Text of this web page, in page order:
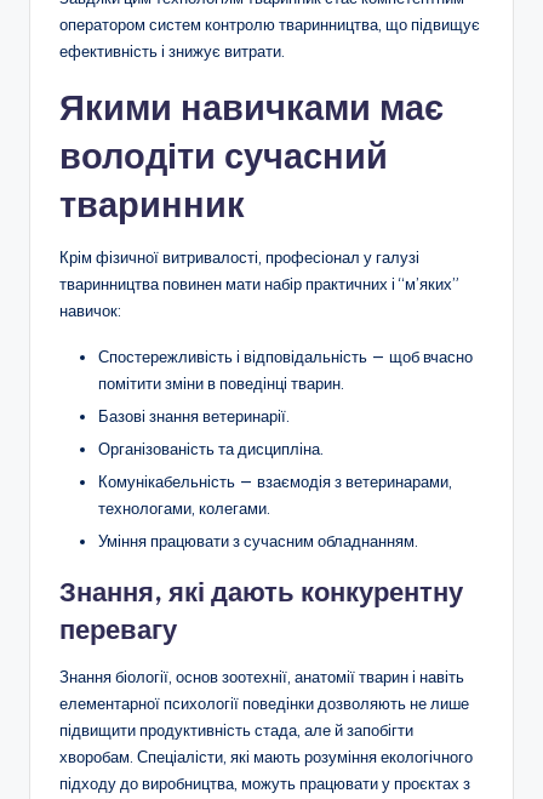
оператором систем контролю тваринництва, що підвищує
ефективність і знижує витрати.
Якими навичками має
володіти сучасний
тваринник
Крім фізичної витривалості, професіонал у галузі
тваринництва повинен мати набір практичних і “м’яких”
навичок:
Спостережливість і відповідальність — щоб вчасно
помітити зміни в поведінці тварин.
Базові знання ветеринарії.
Організованість та дисципліна.
Комунікабельність — взаємодія з ветеринарами,
технологами, колегами.
Уміння працювати з сучасним обладнанням.
Знання, які дають конкурентну
перевагу
Знання біології, основ зоотехнії, анатомії тварин і навіть
елементарної психології поведінки дозволяють не лише
підвищити продуктивність стада, але й запобігти
хворобам. Спеціалісти, які мають розуміння екологічного
підходу до виробництва, можуть працювати у проєктах з